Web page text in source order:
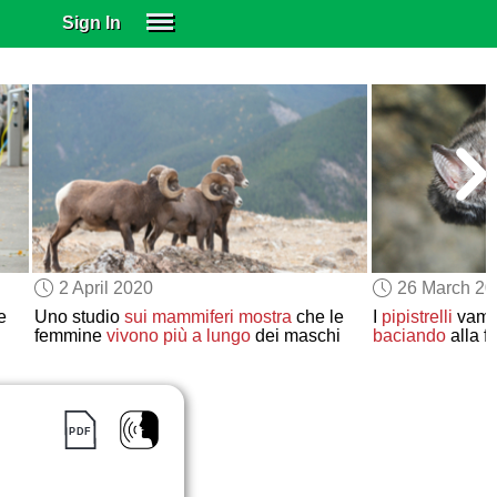
Sign In
SUBSCRIBE
EDUCATIONAL LICENSES
GIFT CARDS
OTHER LANGUAGES
ABOUT US
ALEXA
ADJUST COLORS
2 April 2020
Uno studio sui mammiferi mostrache le
femmine vivono più a lungodei maschi
26 March
pipistrelli
baciando alla